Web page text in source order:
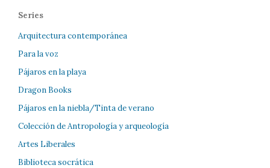
Series
Arquitectura contemporánea
Para la voz
Pájaros en la playa
Dragon Books
Pájaros en la niebla/Tinta de verano
Colección de Antropología y arqueología
Artes Liberales
Biblioteca socrática